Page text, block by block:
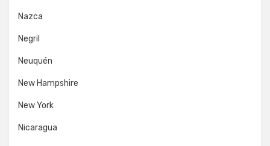
Nazca
Negril
Neuquén
New Hampshire
New York
Nicaragua